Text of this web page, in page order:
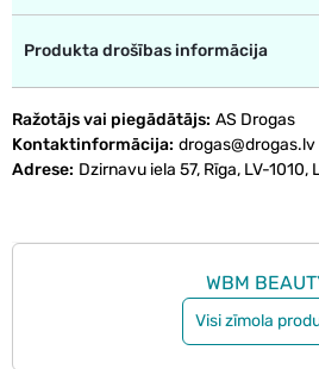
Produkta drošības informācija
Ražotājs vai piegādātājs AS Drogas
Kontaktinformācija drogas@drogas.lv
Adrese Dzirnavu iela 57, Rīga, LV-1010,
WBM
Visi zīmola